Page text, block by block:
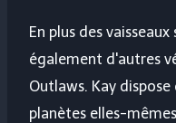
En plus des
également d'autres
Outlaws. Kay
planètes elles-